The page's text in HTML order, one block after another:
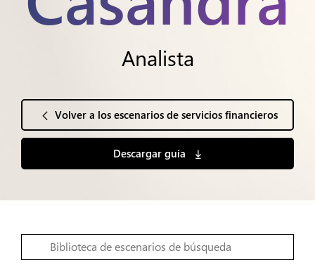
Analista
Volver a los escenarios de servicios financieros
Descargar guía